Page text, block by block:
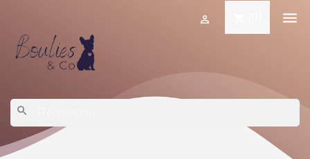


search